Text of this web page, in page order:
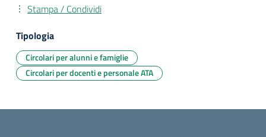
Stampa / Condividi
Tipologia
Circolari per alunni e famiglie
Circolari per docenti e personale ATA